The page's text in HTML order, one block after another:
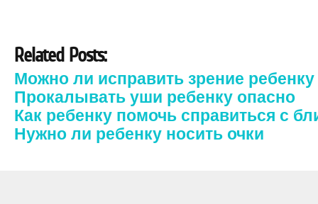
Related Posts:
Можно ли исправить зрение ребенку
Прокалывать уши ребенку опасно
Как ребенку помочь справиться с
Нужно ли ребенку носить очки